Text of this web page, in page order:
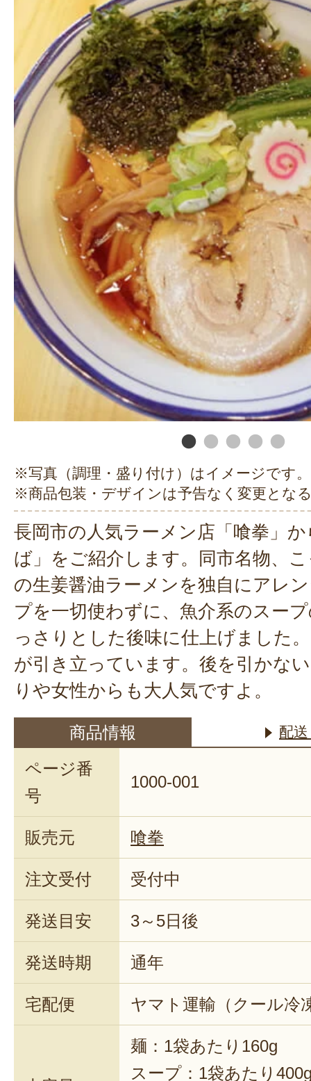
※写真（調理・盛り付け）はイメージです。
※商品包装・デザインは予告なく変更とな
長岡市の人気ラーメン店「喰拳」
ば」をご紹介します。同市名物、
の生姜醤油ラーメンを独自にアレ
プを一切使わずに、魚介系のスー
っさりとした後味に仕上げました
が引き立っています。後を引かな
りや女性からも大人気ですよ。
商品情報 配
ページ番
号
1000-001
販売元 喰拳
注文受付 受付中
発送目安 3～5日後
発送時期 通年
宅配便 ヤマト運輸（クール冷
麺：1袋あたり160g
スープ：1袋あたり